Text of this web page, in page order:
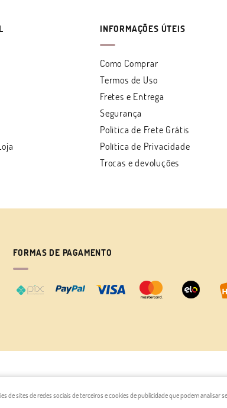
INFORMAÇÕES ÚTEIS
Como Comprar
Termos de Uso
Fretes e Entrega
Segurança
Politica de Frete Grátis
Política de Privacidade
Trocas e devoluções
FORMAS DE PAGAMENTO
de sites de redes sociais de terceiros e cookies de publicidade que podem analisar